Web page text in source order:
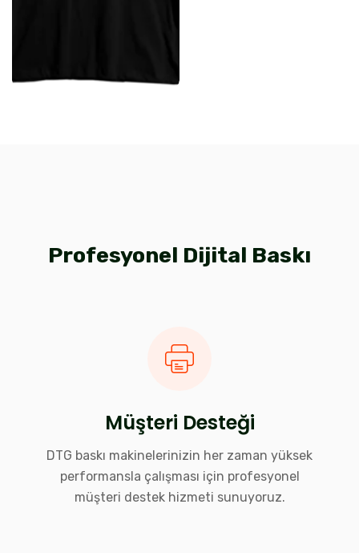
Profesyonel Dijital Baskı
Müşteri Desteği
DTG baskı makinelerinizin her zaman yüksek
performansla çalışması için profesyonel
müşteri destek hizmeti sunuyoruz.